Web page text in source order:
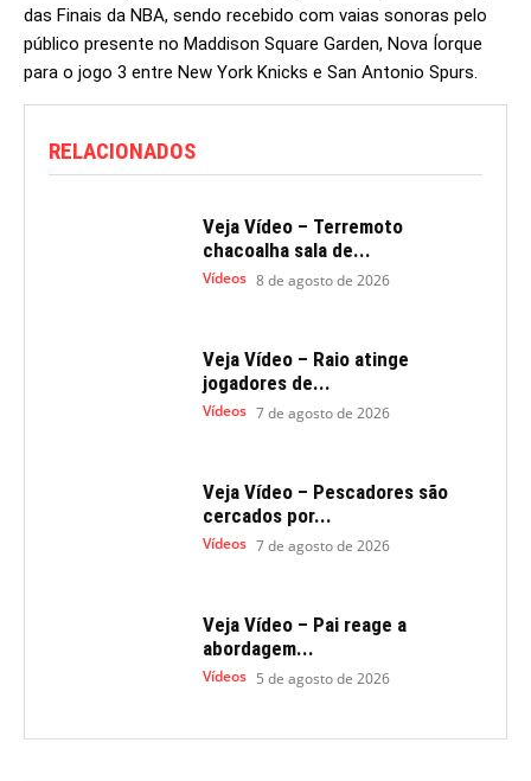
das Finais da NBA, sendo recebido com vaias sonoras pelo
público presente no Maddison Square Garden, Nova Íorque
para o jogo 3 entre New York Knicks e San Antonio Spurs.
RELACIONADOS
Veja Vídeo – Terremoto
chacoalha sala de...
Vídeos 8 de agosto de 2026
Veja Vídeo – Raio atinge
jogadores de...
Vídeos 7 de agosto de 2026
Veja Vídeo – Pescadores são
cercados por...
Vídeos 7 de agosto de 2026
Veja Vídeo – Pai reage a
abordagem...
Vídeos 5 de agosto de 2026